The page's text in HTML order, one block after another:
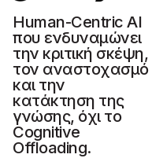
Human-Centric AI
που ενδυναμώνει
την κριτική σκέψη,
τον αναστοχασμό
και την
κατάκτηση της
γνώσης, όχι τo
Cognitive
Offloading.